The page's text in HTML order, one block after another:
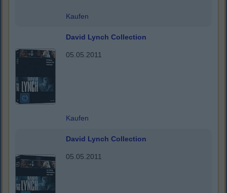
Kaufen
David Lynch Collection
05.05.2011
Kaufen
David Lynch Collection
05.05.2011